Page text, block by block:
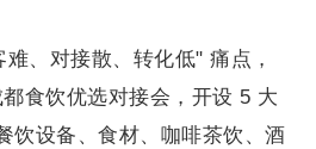
、对接散、转化低" 痛点，
食饮优选对接会，开设 5 大
饮设备、食材、咖啡茶饮、酒